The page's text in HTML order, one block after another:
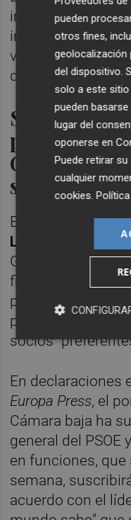
imprescindibles
investido en
votación sería
de los jeltzales.
Sánchez
Ortuzar
socio
El portavoz del
López
, ha
Gobierno en
firmará
presidente del
porque el partido
socios
En declaraciones
Europa Press, el
Cámara baja ha
general del PSOE
en funciones,
semana,
acuerdo con el
pueden
otros fines,
del dispositivo.
solo a este
pueden
lugar del
oponerse en
Puede retirar
cualquier
cookies.